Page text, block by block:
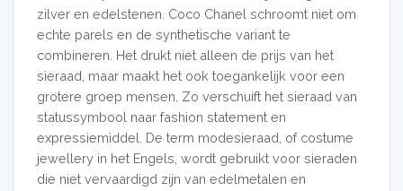
zilver en edelstenen. Coco Chanel schroomt niet om
echte parels en de synthetische variant te
combineren. Het drukt niet alleen de prijs van het
sieraad, maar maakt het ook toegankelijk voor een
grotere groep mensen. Zo verschuift het sieraad van
statussymbool naar fashion statement en
expressiemiddel. De term modesieraad, of costume
jewellery in het Engels, wordt gebruikt voor sieraden
die niet vervaardigd zijn van edelmetalen en